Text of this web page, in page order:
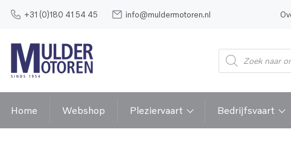
+31 (0)180 41 54 45 info@muldermotoren.nl
Home Webshop Pleziervaart Bedrijfsvaart